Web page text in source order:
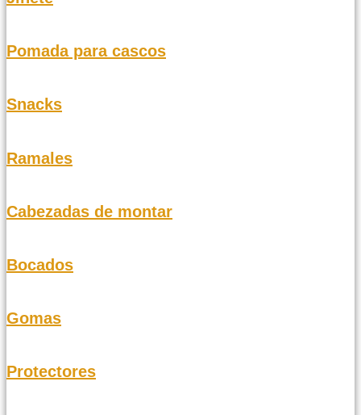
Pomada para cascos
Snacks
Ramales
Cabezadas de montar
Bocados
Gomas
Protectores